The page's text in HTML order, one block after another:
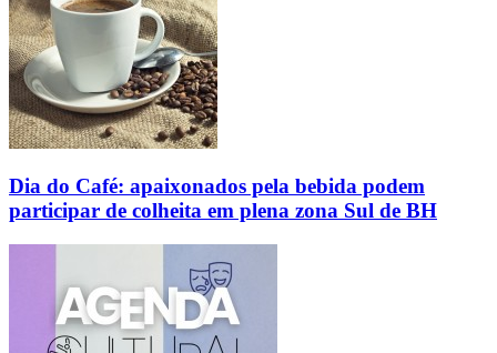
Dia do Café: apaixonados pela bebida podem
participar de colheita em plena zona Sul de BH